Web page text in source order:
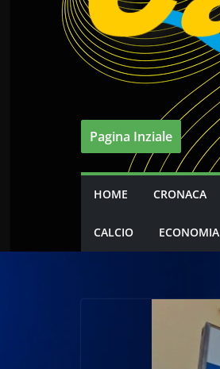
Pagina Inziale
HOME CRONACA
CALCIO ECONOMIA